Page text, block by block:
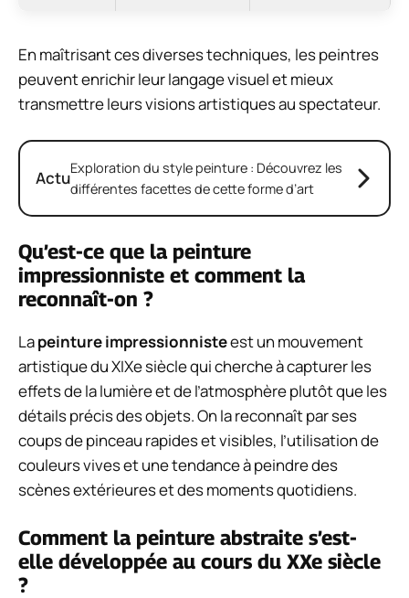
En maîtrisant ces diverses techniques, les peintres
peuvent enrichir leur langage visuel et mieux
transmettre leurs visions artistiques au spectateur.
ActuExploration du style peinture : Découvrez les
différentes facettes de cette forme d’art
Qu’est-ce que la peinture
impressionniste et comment la
reconnaît-on ?
Lapeinture impressionnisteest un mouvement
artistique du XIXe siècle qui cherche à capturer les
effets de la lumière et de l’atmosphère plutôt que les
détails précis des objets. On la reconnaît par ses
coups de pinceau rapides et visibles, l’utilisation de
couleurs vives et une tendance à peindre des
scènes extérieures et des moments quotidiens.
Comment la peinture abstraite s’est-
elle développée au cours du XXe siècle
?